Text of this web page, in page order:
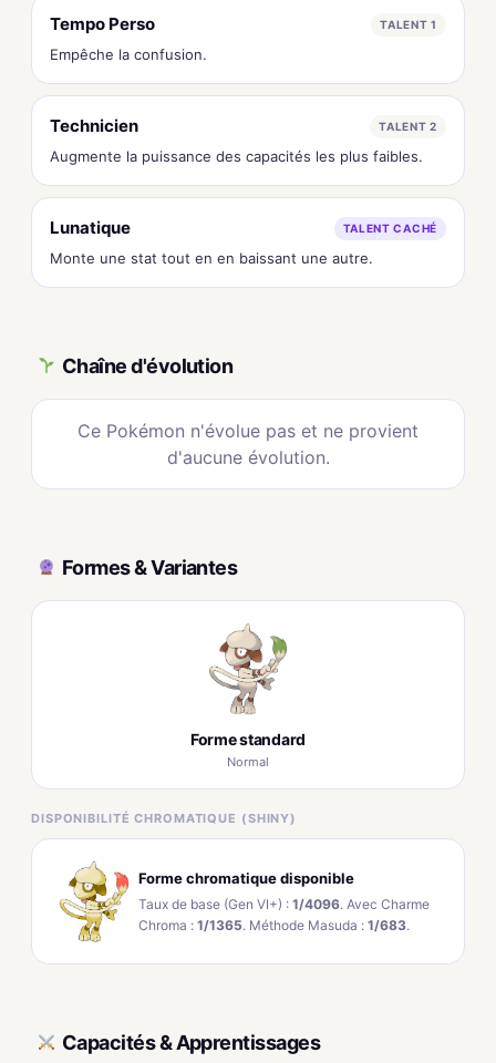
Tempo Perso TALENT 1
Empêche la confusion.
Technicien TALENT 2
Augmente la puissance des capacités les plus faibles.
Lunatique TALENT CACHÉ
Monte une stat tout en en baissant une autre.
Chaîne d'évolution
Ce Pokémon n'évolue pas et ne provient
d'aucune évolution.
Formes & Variantes
Forme standard
Normal
DISPONIBILITÉ CHROMATIQUE (SHINY)
Forme chromatique disponible
Taux de base (Gen VI+) : 1/4096. Avec Charme
Chroma : 1/1365. Méthode Masuda : 1/683.
Capacités & Apprentissages